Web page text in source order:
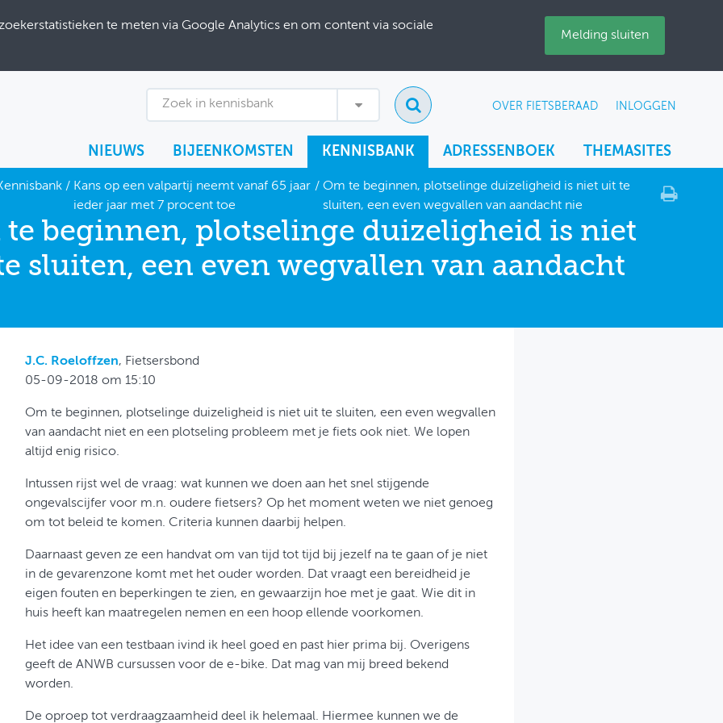
te meten via Google Analytics en om content via sociale
Melding sluiten
Zoek in kennisbank OVER FIETSBERAAD INLOGGEN
NIEUWS BIJEENKOMSTEN KENNISBANK ADRESSENBOEK THEMASITES
/ Kans op een valpartij neemt vanaf 65 jaar
ieder jaar met 7 procent toe
/Om te beginnen, plotselinge duizeligheid is niet uit te
sluiten, een even wegvallen van aandacht nie
te beginnen, plotselinge duizeligheid is niet
sluiten, een even wegvallen van aandacht
J.C. Roeloffzen, Fietsersbond
05-09-2018 om 15:10
Om te beginnen, plotselinge duizeligheid is niet uit te sluiten, een even wegvallen
van aandacht niet en een plotseling probleem met je fiets ook niet. We lopen
altijd enig risico.
Intussen rijst wel de vraag: wat kunnen we doen aan het snel stijgende
ongevalscijfer voor m.n. oudere fietsers? Op het moment weten we niet genoeg
om tot beleid te komen. Criteria kunnen daarbij helpen.
Daarnaast geven ze een handvat om van tijd tot tijd bij jezelf na te gaan of je niet
in de gevarenzone komt met het ouder worden. Dat vraagt een bereidheid je
eigen fouten en beperkingen te zien, en gewaarzijn hoe met je gaat. Wie dit in
huis heeft kan maatregelen nemen en een hoop ellende voorkomen.
Het idee van een testbaan ivind ik heel goed en past hier prima bij. Overigens
geeft de ANWB cursussen voor de e-bike. Dat mag van mij breed bekend
worden.
De oproep tot verdraagzaamheid deel ik helemaal. Hiermee kunnen we de